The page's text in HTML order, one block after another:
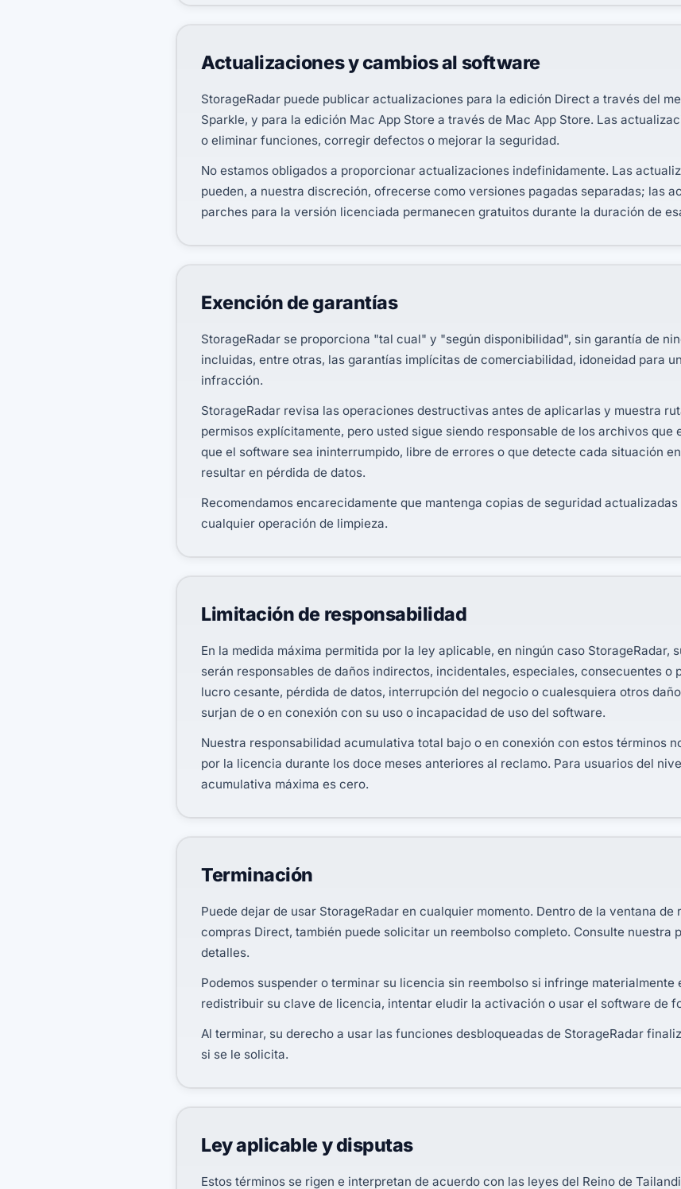
Actualizaciones y cambios al software
StorageRadar puede publicar actualizaciones para la edición Direct a través del
Sparkle, y para la edición Mac App Store a través de Mac App Store. Las
o eliminar funciones, corregir defectos o mejorar la seguridad.
No estamos obligados a proporcionar actualizaciones indefinidamente. Las
pueden, a nuestra discreción, ofrecerse como versiones pagadas separadas; las
parches para la versión licenciada permanecen gratuitos durante la duración de
Exención de garantías
StorageRadar se proporciona "tal cual" y "según disponibilidad", sin garantía de
incluidas, entre otras, las garantías implícitas de comerciabilidad, idoneidad para
infracción.
StorageRadar revisa las operaciones destructivas antes de aplicarlas y muestra
permisos explícitamente, pero usted sigue siendo responsable de los archivos que
que el software sea ininterrumpido, libre de errores o que detecte cada situación
resultar en pérdida de datos.
Recomendamos encarecidamente que mantenga copias de seguridad
cualquier operación de limpieza.
Limitación de responsabilidad
En la medida máxima permitida por la ley aplicable, en ningún caso StorageRadar,
serán responsables de daños indirectos, incidentales, especiales, consecuentes o
lucro cesante, pérdida de datos, interrupción del negocio o cualesquiera otros
surjan de o en conexión con su uso o incapacidad de uso del software.
Nuestra responsabilidad acumulativa total bajo o en conexión con estos términos
por la licencia durante los doce meses anteriores al reclamo. Para usuarios del
acumulativa máxima es cero.
Terminación
Puede dejar de usar StorageRadar en cualquier momento. Dentro de la ventana de
compras Direct, también puede solicitar un reembolso completo. Consulte nuestra
detalles.
Podemos suspender o terminar su licencia sin reembolso si infringe
redistribuir su clave de licencia, intentar eludir la activación o usar el software de
Al terminar, su derecho a usar las funciones desbloqueadas de StorageRadar
si se le solicita.
Ley aplicable y disputas
Estos términos se rigen e interpretan de acuerdo con las leyes del Reino de